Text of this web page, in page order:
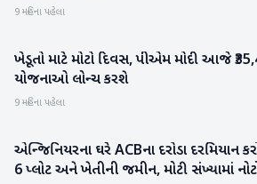
9 મહિના પહેલા
બિઝનેસ
ખેડૂતો માટે મોટો દિવસ, પીએમ મોદી આજે
યોજનાઓ લોન્ચ કરશે
9 મહિના પહેલા
રાષ્ટ્રીય
એન્જિનિયરના ઘરે ACBના દરોડા દરમિયાન
6 પ્લોટ અને ખેતીની જમીન, મોટી સંખ્યામાં